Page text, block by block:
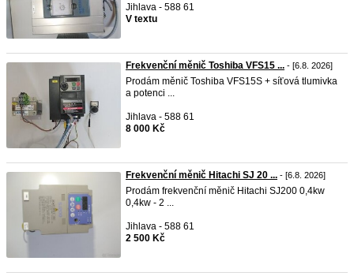
Jihlava - 588 61
V textu
Frekvenční měnič Toshiba VFS15 ... - [6.8. 2026]
Prodám měnič Toshiba VFS15S + síťová tlumivka
a potenci ...
Jihlava - 588 61
8 000 Kč
Frekvenční měnič Hitachi SJ 20 ... - [6.8. 2026]
Prodám frekvenční měnič Hitachi SJ200 0,4kw
0,4kw - 2 ...
Jihlava - 588 61
2 500 Kč